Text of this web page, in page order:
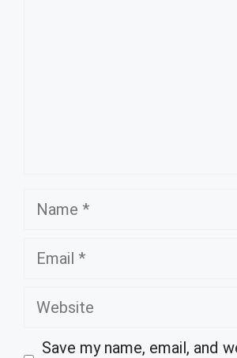
Name
Email
Website
Save my name, email, and